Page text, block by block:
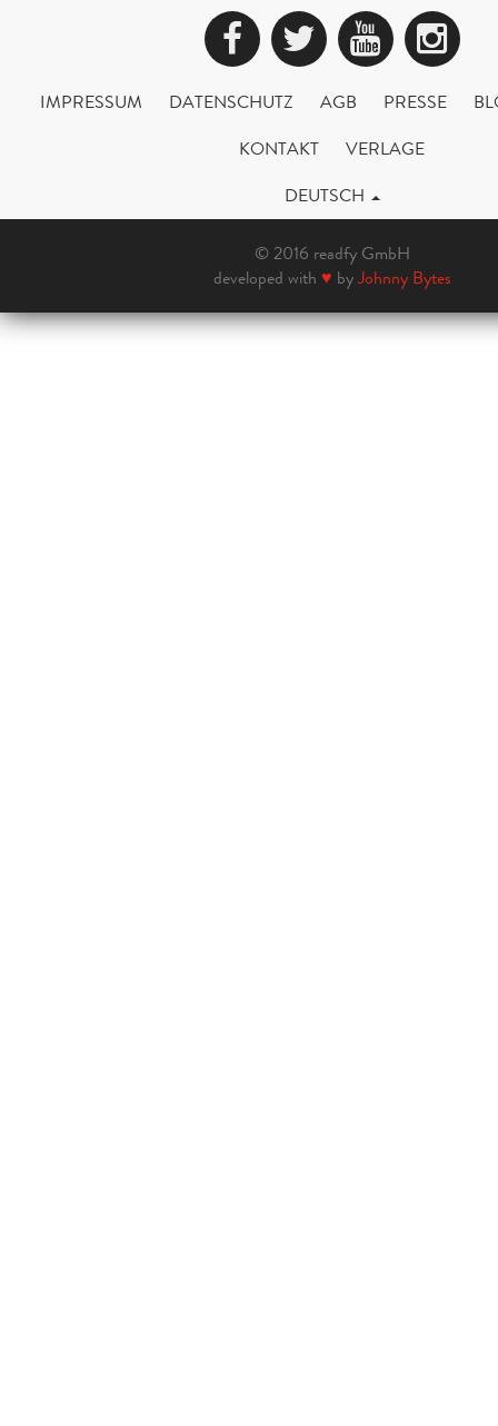
Facebook
Twitter
IMPRESSUM DATENSCHUTZ AGB PRESSE
KONTAKT
VERLAGE
DEUTSCH
© 2016 readfy GmbH
developed with ♥ byJohnny Bytes